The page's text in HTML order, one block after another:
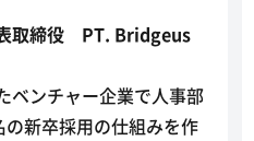
取締役 PT. Bridgeus
ベンチャー企業で人事部
新卒採用の仕組みを作